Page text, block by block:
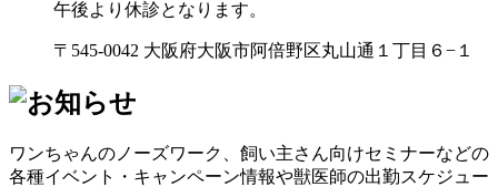
午後より休診となります。
〒545-0042 大阪府大阪市阿倍野区丸山通１丁目６−１
ワンちゃんのノーズワーク、飼い主さん向けセミナーなどの
各種イベント・キャンペーン情報や獣医師の出勤スケジュー